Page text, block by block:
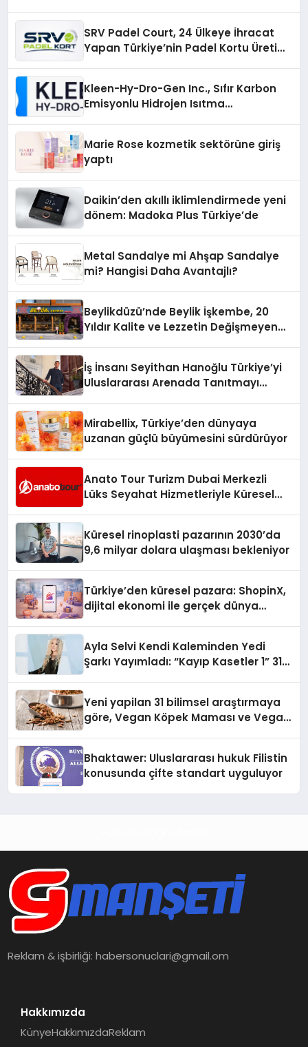
SRV Padel Court, 24 Ülkeye İhracat
Yapan Türkiye’nin Padel Kortu Üretim
Kleen-Hy-Dro-Gen Inc., Sıfır Karbon
Emisyonlu Hidrojen Isıtma
Marie Rose kozmetik sektörüne giriş
yaptı
Daikin’den akıllı iklimlendirmede yeni
dönem: Madoka Plus Türkiye’de
Metal Sandalye mi Ahşap Sandalye
mi? Hangisi Daha Avantajlı?
Beylikdüzü’nde Beylik İşkembe, 20
Yıldır Kalite ve Lezzetin Değişmeyen
İş İnsanı Seyithan Hanoğlu Türkiye’yi
Uluslararası Arenada Tanıtmayı
Mirabellix, Türkiye’den dünyaya
uzanan güçlü büyümesini sürdürüyor
Anato Tour Turizm Dubai Merkezli
Lüks Seyahat Hizmetleriyle Küresel
Küresel rinoplasti pazarının 2030’da
9,6 milyar dolara ulaşması bekleniyor
Türkiye’den küresel pazara: ShopinX,
dijital ekonomi ile gerçek dünya
Ayla Selvi Kendi Kaleminden Yedi
Şarkı Yayımladı: “Kayıp Kasetler 1” 31
Yeni yapilan 31 bilimsel araştırmaya
göre, Vegan Köpek Maması ve Vegan
Bhaktawer: Uluslararası hukuk Filistin
konusunda çifte standart uyguluyor
Reklam & işbirliği:habersonuclari@gmail.om
Hakkımızda
KünyeHakkımızdaReklam